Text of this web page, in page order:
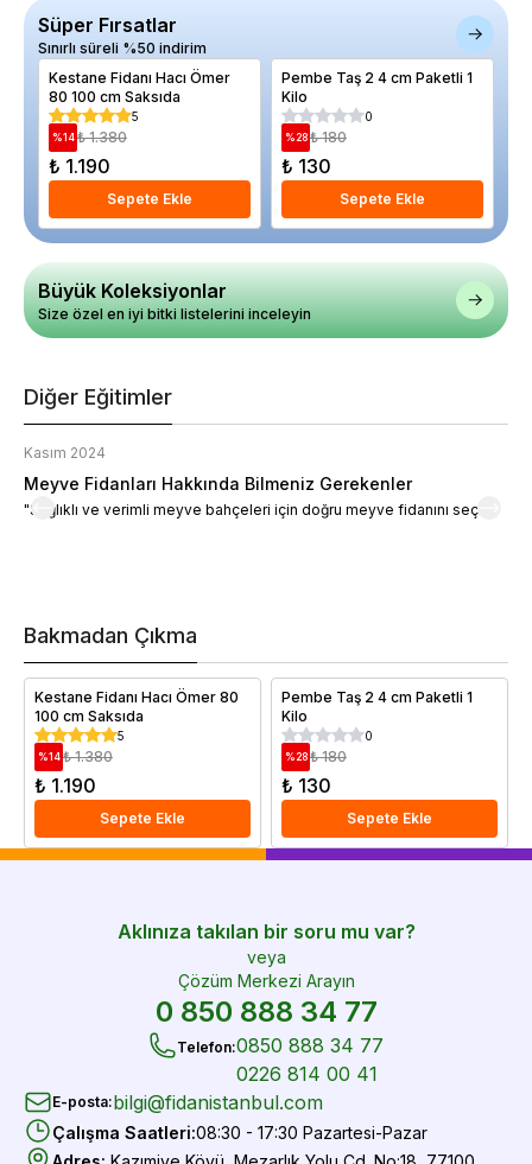
Süper Fırsatlar
Sınırlı süreli %50 indirim
Kestane Fidanı Hacı Ömer
80 100 cm Saksıda
5
%14 ₺ 1.380
₺ 1.190
Sepete Ekle
Pembe Taş 2 4 cm Paketli 1
Kilo
0
%28 ₺ 180
₺ 130
Sepete Ekle
Büyük Koleksiyonlar
Size özel en iyi bitki listelerini inceleyin
Diğer Eğitimler
Kasım 2024
Meyve Fidanları Hakkında Bilmeniz Gerekenler
"Sağlıklı ve verimli meyve bahçeleri için doğru meyve fidanını seçin."
Bakmadan Çıkma
Kestane Fidanı Hacı Ömer 80
100 cm Saksıda
5
%14 ₺ 1.380
₺ 1.190
Sepete Ekle
Pembe Taş 2 4 cm Paketli 1
Kilo
0
%28 ₺ 180
₺ 130
Sepete Ekle
Aklınıza takılan bir soru mu var?
veya
Çözüm Merkezi Arayın
0 850 888 34 77
Telefon:0850 888 34 77
0226 814 00 41
E-posta:bilgi@fidanistanbul.com
Çalışma Saatleri:08:30 - 17:30 Pazartesi-Pazar